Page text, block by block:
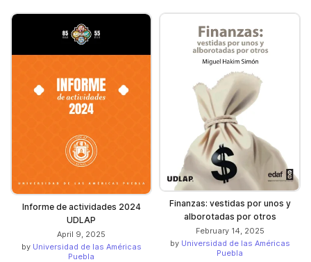
Informe de actividades 2024
UDLAP
April 9, 2025
by Universidad de las Américas
Puebla
Finanzas: vestidas por unos y
alborotadas por otros
February 14, 2025
by Universidad de las Américas
Puebla